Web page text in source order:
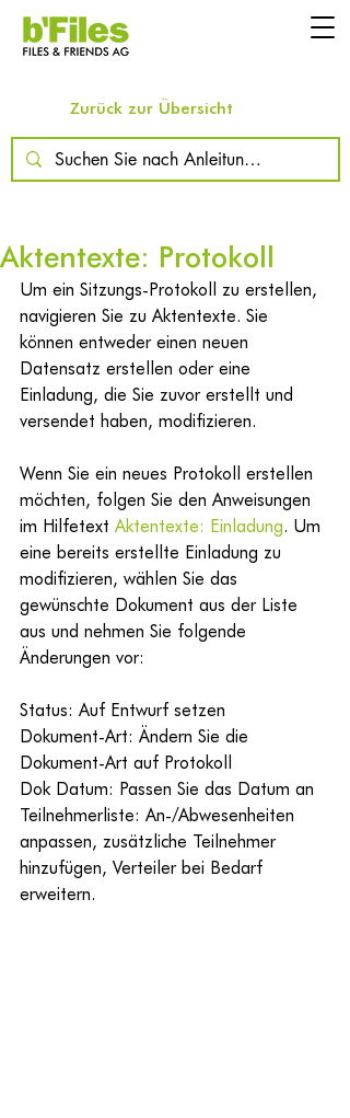
Zurück zur Übersicht
Aktentexte: Protokoll
Um ein Sitzungs-Protokoll zu erstellen,
navigieren Sie zu Aktentexte. Sie
können entweder einen neuen
Datensatz erstellen oder eine
Einladung, die Sie zuvor erstellt und
versendet haben, modifizieren.
Wenn Sie ein neues Protokoll erstellen
möchten, folgen Sie den Anweisungen
im Hilfetext Aktentexte: Einladung. Um
eine bereits erstellte Einladung zu
modifizieren, wählen Sie das
gewünschte Dokument aus der Liste
aus und nehmen Sie folgende
Änderungen vor:
Status: Auf Entwurf setzen
Dokument-Art: Ändern Sie die
Dokument-Art auf Protokoll
Dok Datum: Passen Sie das Datum an
Teilnehmerliste: An-/Abwesenheiten
anpassen, zusätzliche Teilnehmer
hinzufügen, Verteiler bei Bedarf
erweitern.